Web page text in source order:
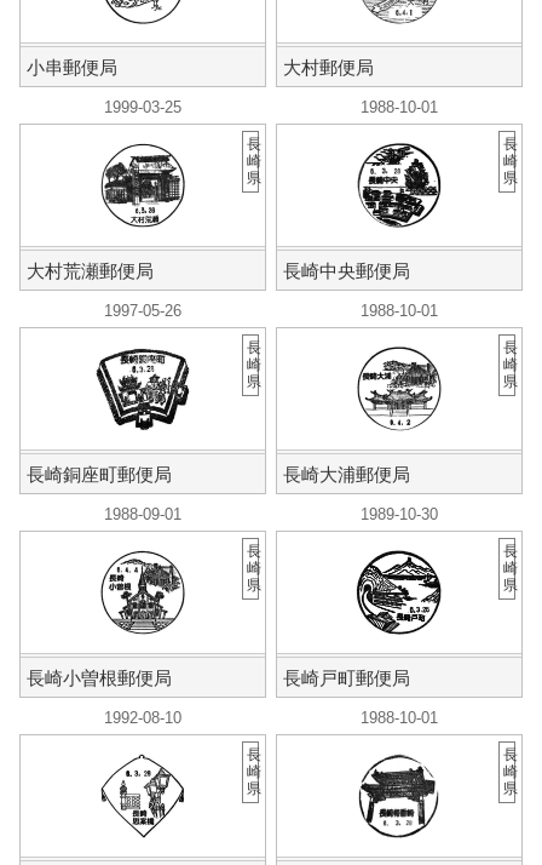
小串郵便局 大村郵便局
1999-03-25
大村荒瀬郵便局
長
崎
県
1988-10-01
長崎中央郵便局
長
崎
県
1997-05-26
長崎銅座町郵便局
長
崎
県
1988-10-01
長崎大浦郵便局
長
崎
県
1988-09-01
長崎小曽根郵便局
長
崎
県
1989-10-30
長崎戸町郵便局
長
崎
県
1992-08-10
長
崎
県
1988-10-01
長
崎
県